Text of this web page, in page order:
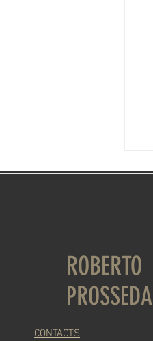
ROBERTO
PROSSEDA
CONTACTS